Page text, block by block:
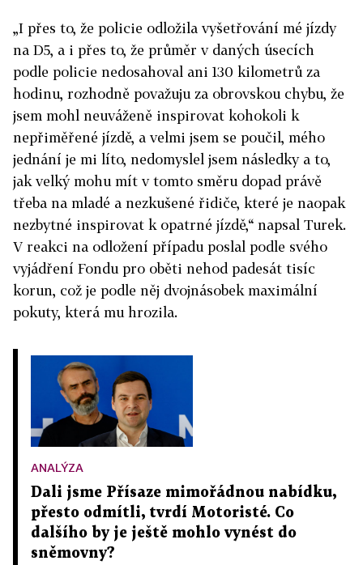
„I přes to, že policie odložila vyšetřování mé jízdy
na D5, a i přes to, že průměr v daných úsecích
podle policie nedosahoval ani 130 kilometrů za
hodinu, rozhodně považuju za obrovskou chybu, že
jsem mohl neuváženě inspirovat kohokoli k
nepřiměřené jízdě, a velmi jsem se poučil, mého
jednání je mi líto, nedomyslel jsem následky a to,
jak velký mohu mít v tomto směru dopad právě
třeba na mladé a nezkušené řidiče, které je naopak
nezbytné inspirovat k opatrné jízdě,“ napsal Turek.
V reakci na odložení případu poslal podle svého
vyjádření Fondu pro oběti nehod padesát tisíc
korun, což je podle něj dvojnásobek maximální
pokuty, která mu hrozila.
ANALÝZA
Dali jsme Přísaze mimořádnou nabídku,
přesto odmítli, tvrdí Motoristé. Co
dalšího by je ještě mohlo vynést do
sněmovny?